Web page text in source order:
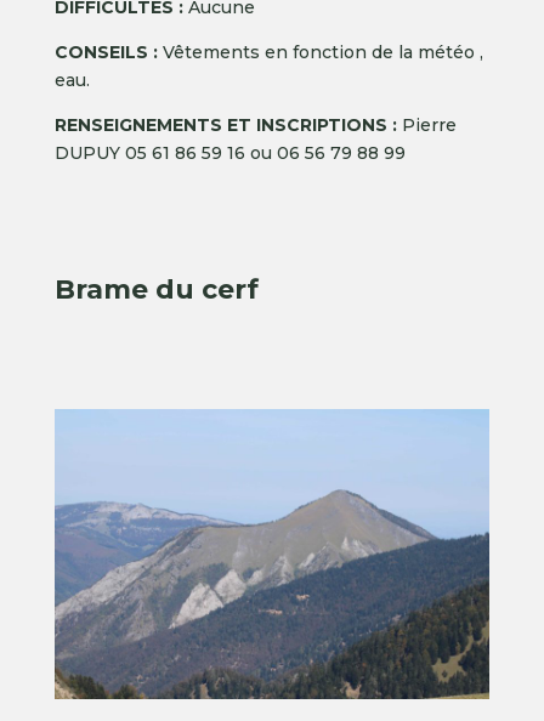
DIFFICULTÉS :Aucune
CONSEILS : Vêtements en fonction de la météo ,
eau.
RENSEIGNEMENTS ET INSCRIPTIONS : Pierre
DUPUY 05 61 86 59 16 ou 06 56 79 88 99
Brame du cerf